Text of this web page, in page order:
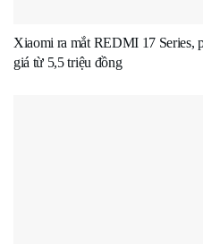
Xiaomi ra mắt REDMI 17 Series,
giá từ 5,5 triệu đồng